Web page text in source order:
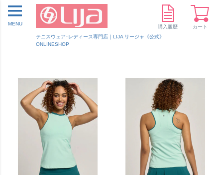
テニスウェア･レディース専門店｜LIJA リージャ《公式》
ONLINESHOP
MENU
購入履歴 カート